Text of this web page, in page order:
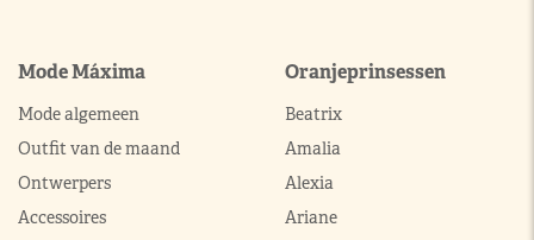
Mode Máxima
Mode algemeen
Outfit van de maand
Ontwerpers
Accessoires
Oranjeprinsessen
Beatrix
Amalia
Alexia
Ariane